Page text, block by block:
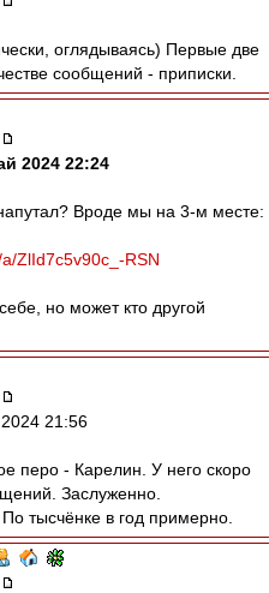
оглядываясь) Первые две
сообщений - приписки.
2024 22:24
Вроде мы на 3-м месте:
ZlId7c5v90c_-RSN
но может кто другой
21:56
перо - Карелин. У него скоро
Заслуженно.
По тысчёнке в год примерно.